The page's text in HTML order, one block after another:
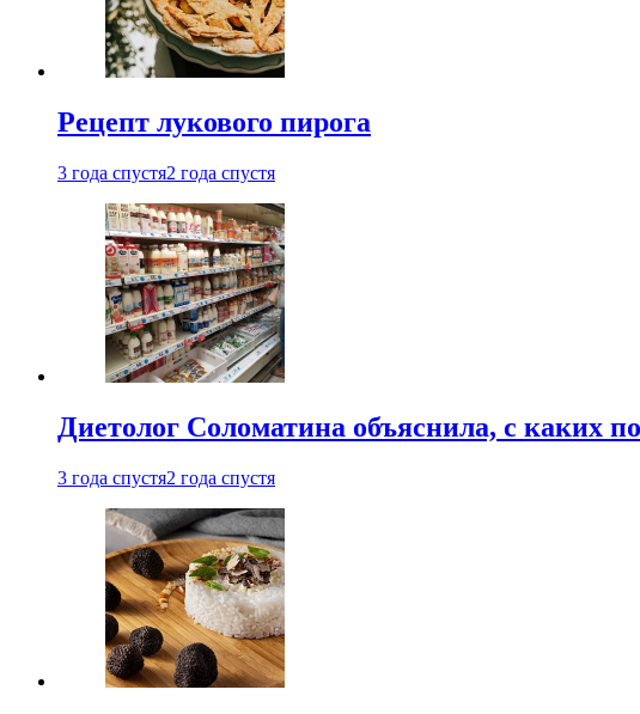
Рецепт лукового пирога
3 года спустя2 года спустя
Диетолог Соломатина объяснила, с каких
3 года спустя2 года спустя